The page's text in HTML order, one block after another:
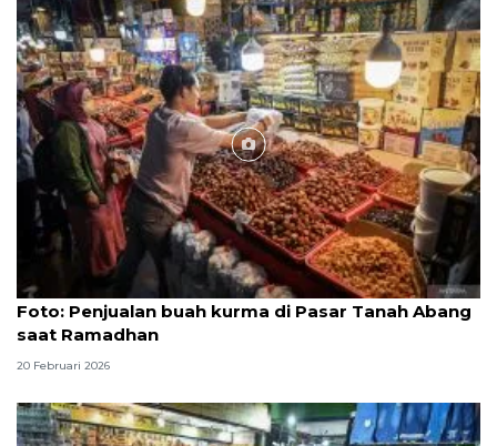
Foto
Foto: Penjualan buah kurma di Pasar Tanah Abang
saat Ramadhan
20 Februari 2026